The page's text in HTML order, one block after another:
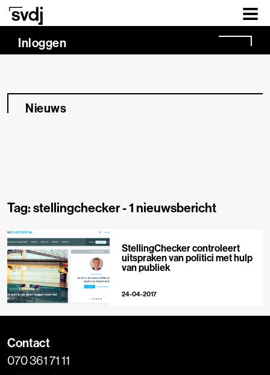
Naar hoofdinhoud
Inloggen
Nieuws
Tag: stellingchecker -1 nieuwsbericht
StellingChecker controleert
uitspraken van politici met hulp
van publiek
24-04-2017
Contact
070 361 71 11